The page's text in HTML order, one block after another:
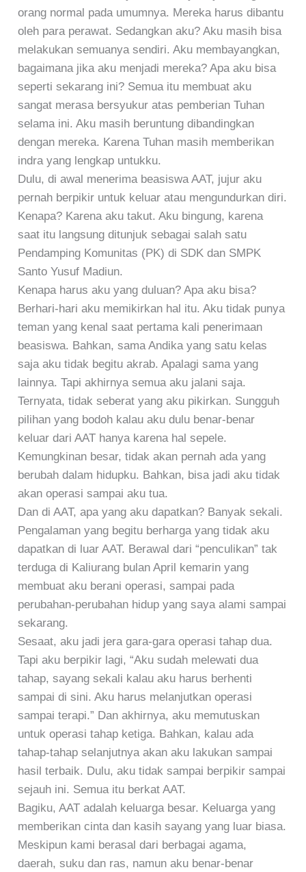
orang normal pada umumnya. Mereka harus dibantu
oleh para perawat. Sedangkan aku? Aku masih bisa
melakukan semuanya sendiri. Aku membayangkan,
bagaimana jika aku menjadi mereka? Apa aku bisa
seperti sekarang ini? Semua itu membuat aku
sangat merasa bersyukur atas pemberian Tuhan
selama ini. Aku masih beruntung dibandingkan
dengan mereka. Karena Tuhan masih memberikan
indra yang lengkap untukku.
Dulu, di awal menerima beasiswa AAT, jujur aku
pernah berpikir untuk keluar atau mengundurkan diri.
Kenapa? Karena aku takut. Aku bingung, karena
saat itu langsung ditunjuk sebagai salah satu
Pendamping Komunitas (PK) di SDK dan SMPK
Santo Yusuf Madiun.
Kenapa harus aku yang duluan? Apa aku bisa?
Berhari-hari aku memikirkan hal itu. Aku tidak punya
teman yang kenal saat pertama kali penerimaan
beasiswa. Bahkan, sama Andika yang satu kelas
saja aku tidak begitu akrab. Apalagi sama yang
lainnya. Tapi akhirnya semua aku jalani saja.
Ternyata, tidak seberat yang aku pikirkan. Sungguh
pilihan yang bodoh kalau aku dulu benar-benar
keluar dari AAT hanya karena hal sepele.
Kemungkinan besar, tidak akan pernah ada yang
berubah dalam hidupku. Bahkan, bisa jadi aku tidak
akan operasi sampai aku tua.
Dan di AAT, apa yang aku dapatkan? Banyak sekali.
Pengalaman yang begitu berharga yang tidak aku
dapatkan di luar AAT. Berawal dari “penculikan” tak
terduga di Kaliurang bulan April kemarin yang
membuat aku berani operasi, sampai pada
perubahan-perubahan hidup yang saya alami sampai
sekarang.
Sesaat, aku jadi jera gara-gara operasi tahap dua.
Tapi aku berpikir lagi, “Aku sudah melewati dua
tahap, sayang sekali kalau aku harus berhenti
sampai di sini. Aku harus melanjutkan operasi
sampai terapi.” Dan akhirnya, aku memutuskan
untuk operasi tahap ketiga. Bahkan, kalau ada
tahap-tahap selanjutnya akan aku lakukan sampai
hasil terbaik. Dulu, aku tidak sampai berpikir sampai
sejauh ini. Semua itu berkat AAT.
Bagiku, AAT adalah keluarga besar. Keluarga yang
memberikan cinta dan kasih sayang yang luar biasa.
Meskipun kami berasal dari berbagai agama,
daerah, suku dan ras, namun aku benar-benar